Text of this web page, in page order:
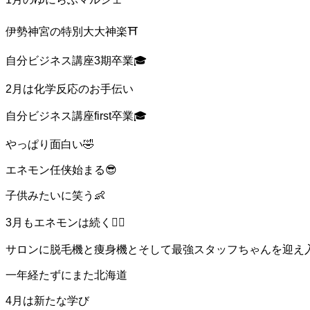
伊勢神宮の特別大大神楽⛩
自分ビジネス講座3期卒業🎓
2月は化学反応のお手伝い
自分ビジネス講座first卒業🎓
やっぱり面白い🤣
エネモン任侠始まる😎
子供みたいに笑う👶
3月もエネモンは続く❤️‍🔥
サロンに脱毛機と痩身機とそして最強スタッフちゃんを迎え
一年経たずにまた北海道
4月は新たな学び